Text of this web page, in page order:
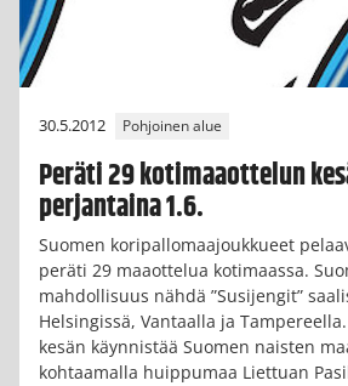
30.5.2012 Pohjoinen alue
Peräti 29 kotimaaottelun
perjantaina 1.6.
Suomen koripallomaajoukkueet
peräti 29 maaottelua kotimaassa.
mahdollisuus nähdä ”Susijengit”
Helsingissä, Vantaalla ja
kesän käynnistää Suomen naisten
kohtaamalla huippumaa Liettuan